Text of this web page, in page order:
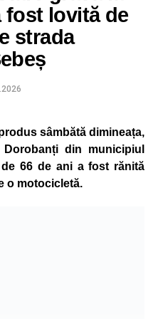
, au transmis
preferată
Google News
fost lovită de
strada
sâmbătă dimineața,
din municipiul
66 de ani a fost rănită
o motocicletă.